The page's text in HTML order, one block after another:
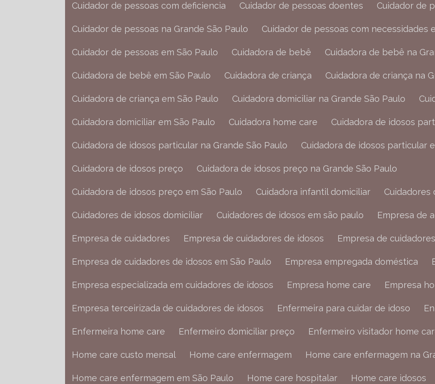
Cuidador de pessoas com deficiencia Cuidador de pessoas doentes Cuidador de
Cuidador de pessoas na Grande São Paulo Cuidador de pessoas com necessidades
Cuidador de pessoas em São Paulo Cuidadora de bebê Cuidadora de bebê na
Cuidadora de bebê em São Paulo Cuidadora de criança Cuidadora de criança na
Cuidadora de criança em São Paulo Cuidadora domiciliar na Grande São Paulo
Cuidadora domiciliar em São Paulo Cuidadora home care Cuidadora de idosos
Cuidadora de idosos particular na Grande São Paulo Cuidadora de idosos particular
Cuidadora de idosos preço Cuidadora de idosos preço na Grande São Paulo
Cuidadora de idosos preço em São Paulo Cuidadora infantil domiciliar
Cuidadores de idosos domiciliar Cuidadores de idosos em são paulo Empresa
Empresa de cuidadores Empresa de cuidadores de idosos Empresa de
Empresa de cuidadores de idosos em São Paulo Empresa empregada doméstica
Empresa especializada em cuidadores de idosos Empresa home care Empresa
Empresa terceirizada de cuidadores de idosos Enfermeira para cuidar de idoso
Enfermeira home care Enfermeiro domiciliar preço Enfermeiro visitador home
Home care custo mensal Home care enfermagem Home care enfermagem na
Home care enfermagem em São Paulo Home care hospitalar Home care idosos